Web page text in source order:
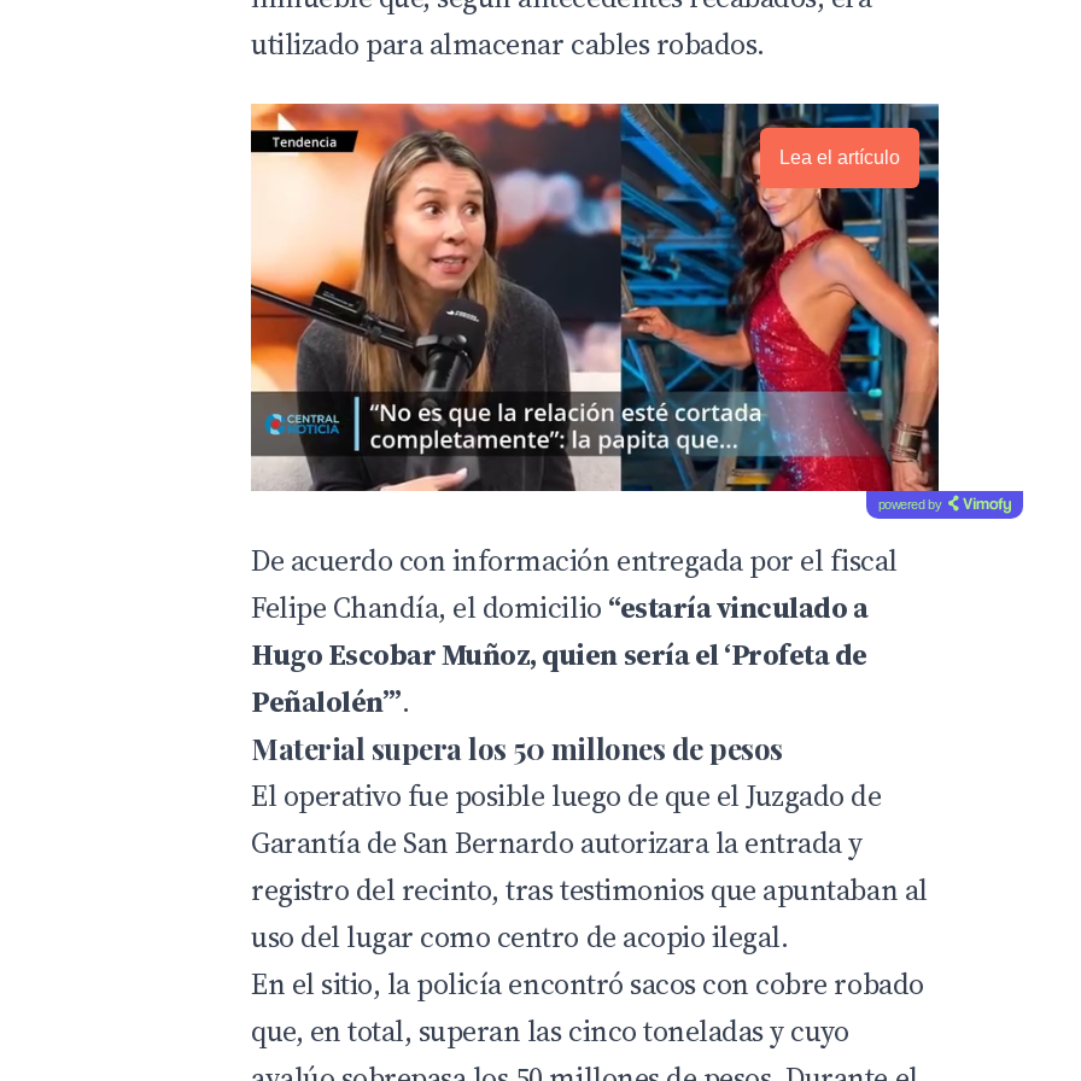
utilizado para almacenar cables robados.
Lea el artículo
powered by
De acuerdo con información entregada por el fiscal
Felipe Chandía, el domicilio “estaría vinculado a
Hugo Escobar Muñoz, quien sería el ‘Profeta de
Peñalolén’”.
Material supera los 50 millones de pesos
El operativo fue posible luego de que el Juzgado de
Garantía de San Bernardo autorizara la entrada y
registro del recinto, tras testimonios que apuntaban al
uso del lugar como centro de acopio ilegal.
En el sitio, la policía encontró sacos con cobre robado
que, en total, superan las cinco toneladas y cuyo